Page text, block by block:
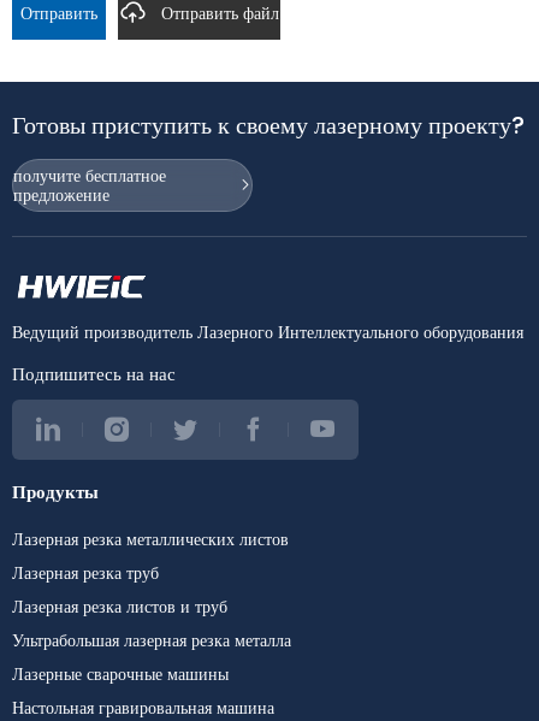
Отправить Отправить файл
Готовы приступить к своему лазерному проекту?
получите бесплатное
предложение
Ведущий производитель Лазерного Интеллектуального оборудования
Подпишитесь на нас
Продукты
Лазерная резка металлических листов
Лазерная резка труб
Лазерная резка листов и труб
Ультрабольшая лазерная резка металла
Лазерные сварочные машины
Настольная гравировальная машина